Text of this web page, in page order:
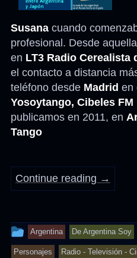
Susana cuando
profesional. Desde
en LT3 Radio Cerealista
el contacto a distancia
teléfono desde Madrid en
Yosoytango, Cibeles FM
publicamos en 2011, en
Tango
Continue reading →
This
entry
Argentina De Argentina Soy
Personajes Radio - Televisión -